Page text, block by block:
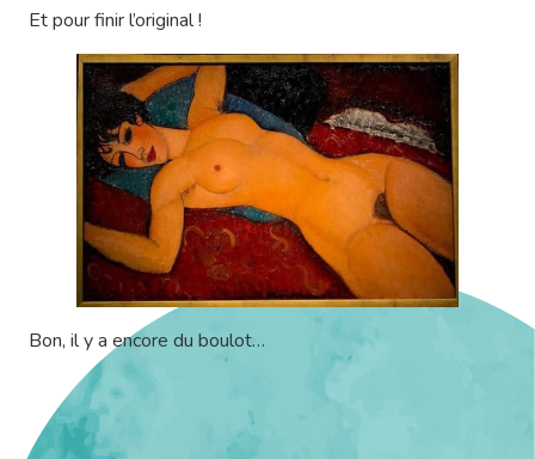
Et pour finir l’original !
Bon, il y a encore du boulot…